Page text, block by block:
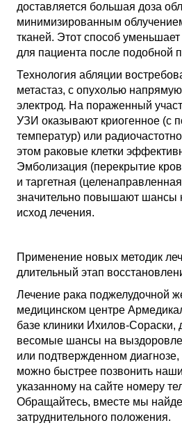
доставляется большая доза
минимизированным
тканей. Этот способ
для пациента после подобной
Технология абляции
метастаз, с опухолью напрямую
электрод. На пораженный
УЗИ оказывают криогенное (с
температур) или
этом раковые клетки
Эмболизация (перекрытие
и таргетная
значительно повышают шансы
исход лечения.
Применение новых методик
длительный этап
Лечение рака поджелудочной
медицинском центре
базе клиники Ихилов-Сораски,
весомые шансы на
или подтвержденном диагнозе,
можно быстрее позвонить
указанному на сайте номеру
Обращайтесь, вместе мы
затруднительного положения.